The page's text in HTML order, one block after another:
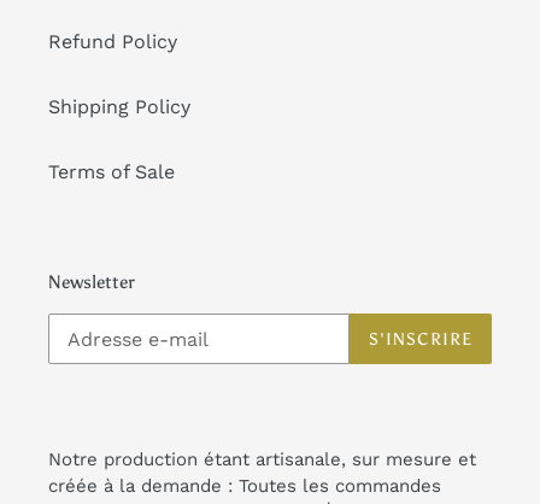
Refund Policy
Shipping Policy
Terms of Sale
Newsletter
S'INSCRIRE
Notre production étant artisanale, sur mesure et
créée à la demande : Toutes les commandes